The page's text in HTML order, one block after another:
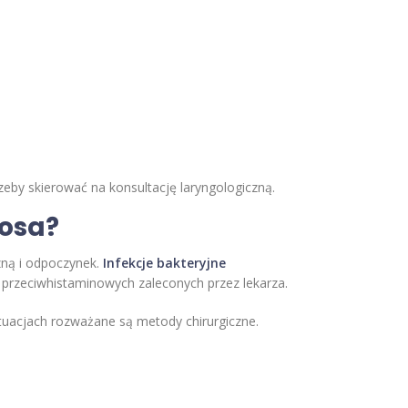
skierować na konsultację laryngologiczną.
i odpoczynek. Infekcje bakteryjne
zaleconych przez lekarza.
rozważane są metody chirurgiczne.